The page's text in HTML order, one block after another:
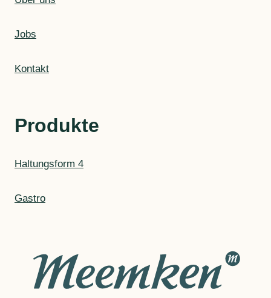
Jobs
Kontakt
Produkte
Haltungsform 4
Gastro